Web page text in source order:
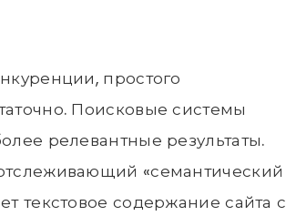
простого
Поисковые системы
релевантные результаты.
«семантический
текстовое содержание сайта с